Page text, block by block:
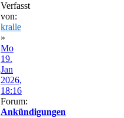
Verfasst
von:
kralle
»
Mo
19.
Jan
2026,
18:16
Forum:
Ankündigungen